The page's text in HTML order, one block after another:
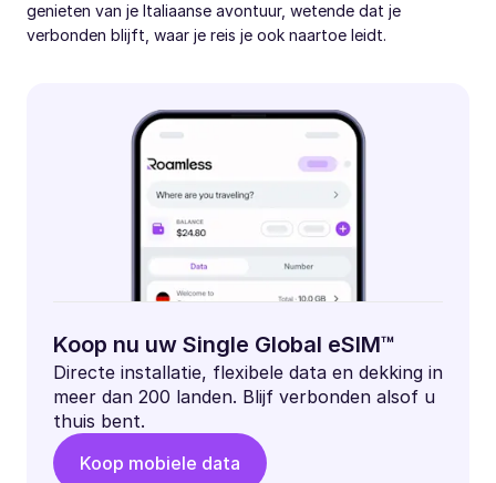
genieten van je Italiaanse avontuur, wetende dat je
verbonden blijft, waar je reis je ook naartoe leidt.
Koop nu uw Single Global eSIM™
Directe installatie, flexibele data en dekking in
meer dan 200 landen. Blijf verbonden alsof u
thuis bent.
Koop mobiele data